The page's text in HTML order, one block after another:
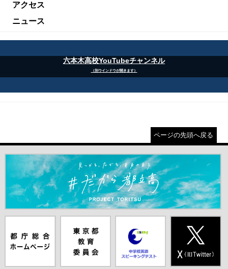
アクセス
ニュース
六本木高校YouTubeチャンネル
（別ウインドウが開きます）
ページの先頭へ戻る
＃だから都立高（別ウインドウが開きます）
ムページ（別
ウインドウが
員会（別ウイ
ンドウが開き
ピーキングテ
スト（別ウイ
ンドウが開き
（別ウインド
ウが開きま
す）